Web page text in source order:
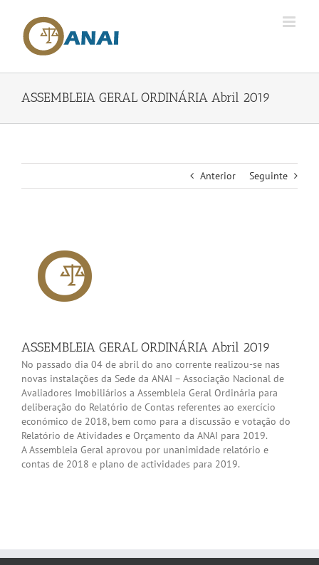
content
ASSEMBLEIA GERAL ORDINÁRIA Abril 2019
Anterior Seguinte
Image
ASSEMBLEIA GERAL ORDINÁRIA Abril 2019
No passado dia 04 de abril do ano corrente realizou-se nas
novas instalações da Sede da ANAI – Associação Nacional de
Avaliadores Imobiliários a Assembleia Geral Ordinária para
deliberação do Relatório de Contas referentes ao exercício
económico de 2018, bem como para a discussão e votação do
Relatório de Atividades e Orçamento da ANAI para 2019.
A Assembleia Geral aprovou por unanimidade relatório e
contas de 2018 e plano de actividades para 2019.